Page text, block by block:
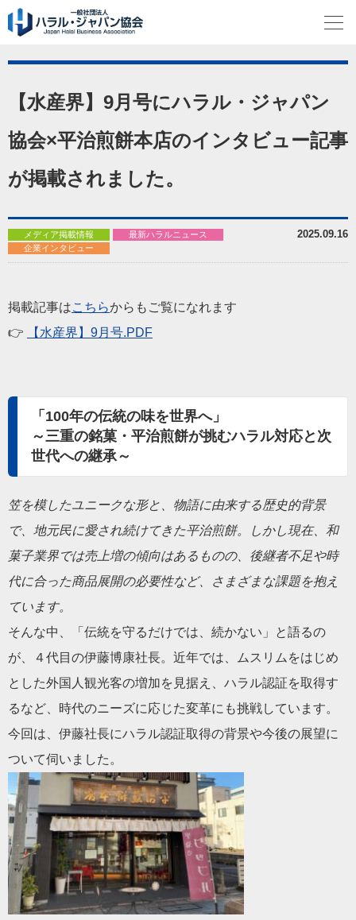
【水産界】9月号にハラル・ジャパン
協会×平治煎餅本店のインタビュー記事
が掲載されました。
2025.09.16
メディア掲載情報
最新ハラルニュース
企業インタビュー
掲載記事はこちらからもご覧になれます
👉
【水産界】9月号.PDF
「100年の伝統の味を世界へ」
～三重の銘菓・平治煎餅が挑むハラル対応と次
世代への継承～
笠を模したユニークな形と、物語に由来する歴史的背景
で、地元民に愛され続けてきた平治煎餅。しかし現在、和
菓子業界では売上増の傾向はあるものの、後継者不足や時
代に合った商品展開の必要性など、さまざまな課題を抱え
ています。
そんな中、「伝統を守るだけでは、続かない」と語るの
が、４代目の伊藤博康社長。近年では、ムスリムをはじめ
とした外国人観光客の増加を見据え、ハラル認証を取得す
るなど、時代のニーズに応じた変革にも挑戦しています。
今回は、伊藤社長にハラル認証取得の背景や今後の展望に
ついて伺いました。